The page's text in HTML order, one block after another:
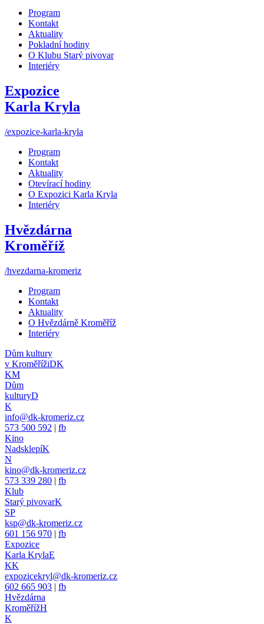
Program
Kontakt
Aktuality
Pokladní hodiny
O Klubu Starý pivovar
Interiéry
Expozice
Karla Kryla
/expozice-karla-kryla
Program
Kontakt
Aktuality
Otevírací hodiny
O Expozici Karla Kryla
Interiéry
Hvězdárna
Kroměříž
/hvezdarna-kromeriz
Program
Kontakt
Aktuality
O Hvězdárně Kroměříž
Interiéry
Dům kultury
v KroměřížiDK
KM
Dům
kulturyD
K
info@dk-kromeriz.cz
573 500 592 | fb
Kino
NadsklepíK
N
kino@dk-kromeriz.cz
573 339 280 | fb
Klub
Starý pivovarK
SP
ksp@dk-kromeriz.cz
601 156 970 | fb
Expozice
Karla KrylaE
KK
expozicekryl@dk-kromeriz.cz
602 665 903 | fb
Hvězdárna
KroměřížH
K